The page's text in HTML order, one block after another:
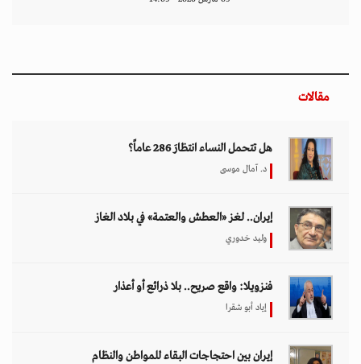
مقالات
هل تتحمل النساء انتظارَ 286 عاماً؟
د. آمال موسى
إيران.. لغز «العطش والعتمة» في بلاد الغاز
وليد خدوري
فنزويلا: واقع صريح.. بلا ذرائع أو أعذار
إياد أبو شقرا
إيران بين احتجاجات البقاء للمواطن والنظام